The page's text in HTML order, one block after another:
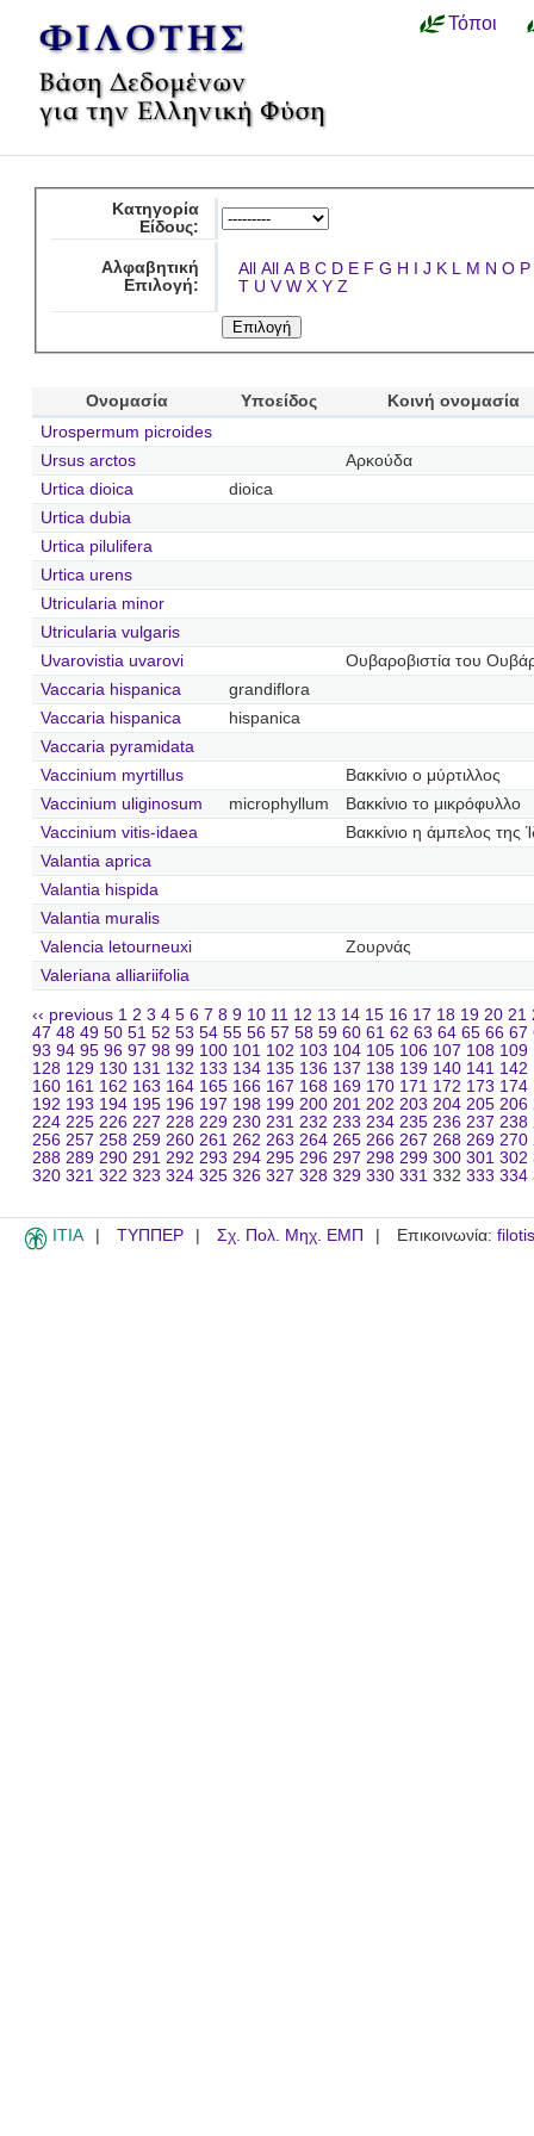
Τόποι
Κατηγορία
Είδους:
Αλφαβητική
Επιλογή:
All All A B C D E F G H I J K L M N O P
T U V W X Y Z
Ονομασία Υποείδος
Κοινή ονομασία
Urospermum picroides
Ursus arctos
Αρκούδα
Urtica dioica
dioica
Urtica dubia
Urtica pilulifera
Urtica urens
Utricularia minor
Utricularia vulgaris
Uvarovistia uvarovi
Ουβαροβιστία του
Vaccaria hispanica
grandiflora
Vaccaria hispanica
hispanica
Vaccaria pyramidata
Vaccinium myrtillus
Βακκίνιο ο μύρτιλλος
Vaccinium uliginosum
microphyllum
Βακκίνιο το μικρόφυλλο
Vaccinium vitis-idaea
Βακκίνιο η άμπελος της
Valantia aprica
Valantia hispida
Valantia muralis
Valencia letourneuxi
Ζουρνάς
Valeriana alliariifolia
‹‹ previous 1 2 3 4 5 6 7 8 9 10 11 12 13 14 15 16 17 18 19 20 21
47 48 49 50 51 52 53 54 55 56 57 58 59 60 61 62 63 64 65 66 67
93 94 95 96 97 98 99 100 101 102 103 104 105 106 107 108 109
128 129 130 131 132 133 134 135 136 137 138 139 140 141 142
160 161 162 163 164 165 166 167 168 169 170 171 172 173 174
192 193 194 195 196 197 198 199 200 201 202 203 204 205 206
224 225 226 227 228 229 230 231 232 233 234 235 236 237 238
256 257 258 259 260 261 262 263 264 265 266 267 268 269 270
288 289 290 291 292 293 294 295 296 297 298 299 300 301 302
320 321 322 323 324 325 326 327 328 329 330 331 332 333 334
ITIA ΤΥΠΠΕΡ Σχ. Πολ. Μηχ. ΕΜΠ Επικοινωνία: